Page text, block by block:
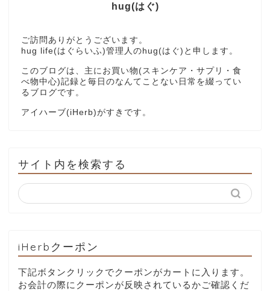
hug(はぐ)
ご訪問ありがとうございます。
hug life(はぐらいふ)管理人のhug(はぐ)と申します。
このブログは、主にお買い物(スキンケア・サプリ・食
べ物中心)記録と毎日のなんてことない日常を綴ってい
るブログです。
アイハーブ(iHerb)がすきです。
サイト内を検索する
iHerbクーポン
下記ボタンクリックでクーポンがカートに入ります。
お会計の際にクーポンが反映されているかご確認くだ